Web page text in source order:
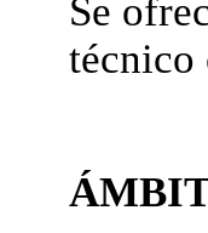
Se
técnico